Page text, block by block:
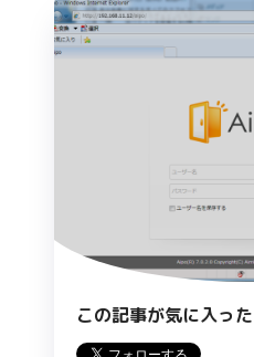
この記事が気に入っ